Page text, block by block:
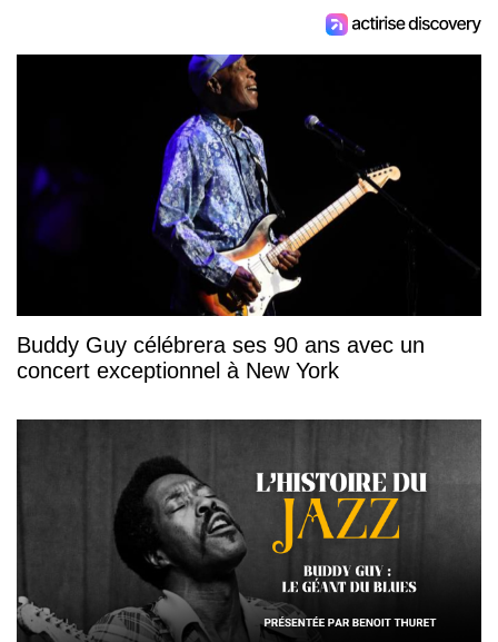
Buddy Guy célébrera ses 90 ans avec un
concert exceptionnel à New York